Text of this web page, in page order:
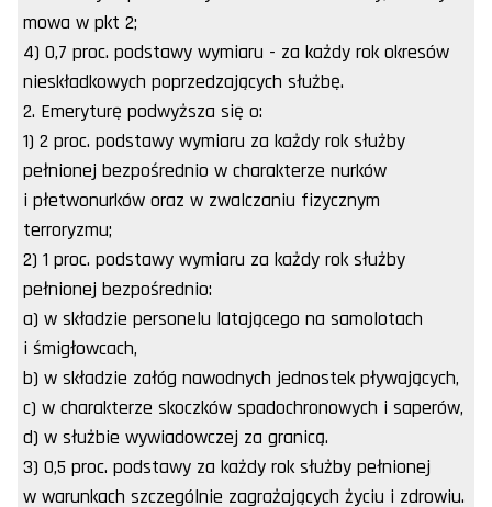
mowa w pkt 2;
4) 0,7 proc. podstawy wymiaru - za każdy rok okresów
nieskładkowych poprzedzających służbę.
2. Emeryturę podwyższa się o:
1) 2 proc. podstawy wymiaru za każdy rok służby
pełnionej bezpośrednio w charakterze nurków
i płetwonurków oraz w zwalczaniu fizycznym
terroryzmu;
2) 1 proc. podstawy wymiaru za każdy rok służby
pełnionej bezpośrednio:
a) w składzie personelu latającego na samolotach
i śmigłowcach,
b) w składzie załóg nawodnych jednostek pływających,
c) w charakterze skoczków spadochronowych i saperów,
d) w służbie wywiadowczej za granicą.
3) 0,5 proc. podstawy za każdy rok służby pełnionej
w warunkach szczególnie zagrażających życiu i zdrowiu.